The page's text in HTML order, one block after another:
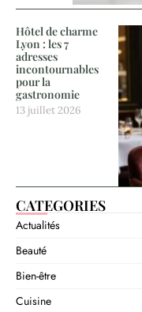
Hôtel de charme
Lyon : les 7
adresses
incontournables
pour la
gastronomie
13 juillet 2026
CATEGORIES
Actualités
Beauté
Bien-être
Cuisine